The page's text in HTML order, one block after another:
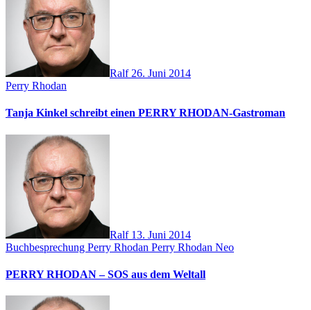
Ralf 26. Juni 2014
Perry Rhodan
Tanja Kinkel schreibt einen PERRY RHODAN-Gastroman
Ralf 13. Juni 2014
Buchbesprechung Perry Rhodan Perry Rhodan Neo
PERRY RHODAN – SOS aus dem Weltall